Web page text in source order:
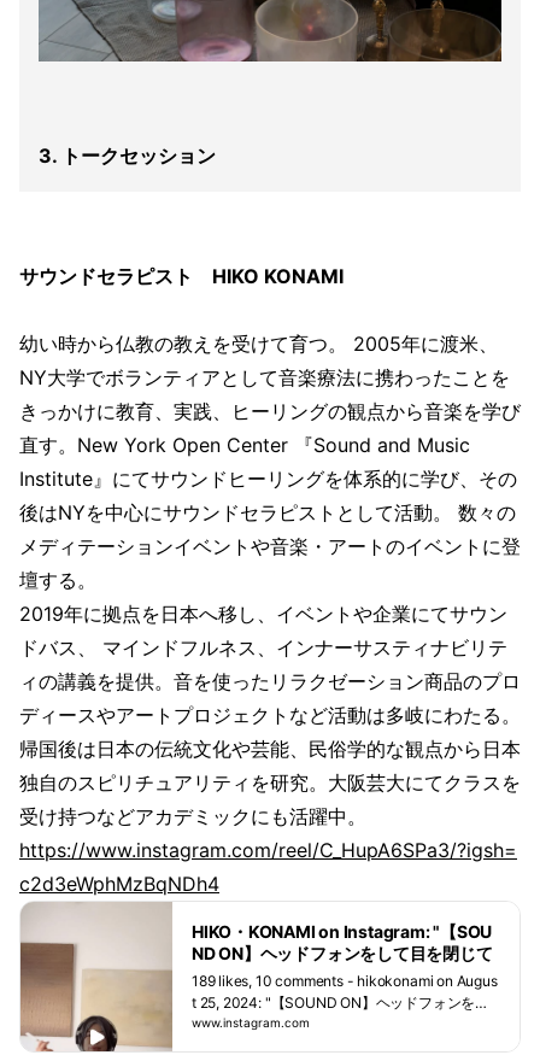
3. トークセッション
サウンドセラピスト HIKO KONAMI
幼い時から仏教の教えを受けて育つ。 2005年に渡米、
NY大学でボランティアとして音楽療法に携わったことを
きっかけに教育、実践、ヒーリングの観点から音楽を学び
直す。New York Open Center 『Sound and Music
Institute』にてサウンドヒーリングを体系的に学び、その
後はNYを中心にサウンドセラピストとして活動。 数々の
メディテーションイベントや音楽・アートのイベントに登
壇する。
2019年に拠点を日本へ移し、イベントや企業にてサウン
ドバス、 マインドフルネス、インナーサスティナビリテ
ィの講義を提供。音を使ったリラクゼーション商品のプロ
ディースやアートプロジェクトなど活動は多岐にわたる。
帰国後は日本の伝統文化や芸能、民俗学的な観点から日本
独自のスピリチュアリティを研究。大阪芸大にてクラスを
受け持つなどアカデミックにも活躍中。
https://www.instagram.com/reel/C_HupA6SPa3/?igsh=
c2d3eWphMzBqNDh4
HIKO・KONAMI on Instagram: "【SOU
ND ON】ヘッドフォンをして目を閉じて
聴いているうちに呼吸が穏やかになって
いくのを感じてもらえると思います。ち
ょっとチルしたい時にどうぞ🎧☁️他にも
189 likes, 10 comments - hikokonami on Augus
t 25, 2024: "【SOUND ON】ヘッドフォンをし
て目を閉じて聴いているうちに呼吸が穏やかに
www.instagram.com